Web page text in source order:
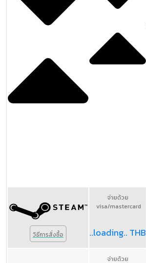
วิธีการสั่งซื้อ
จ่ายด้วย
visa/mastercard
..loading.. THB
จ่ายด้วย